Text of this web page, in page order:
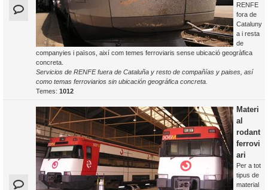
RENFE
fora de
Cataluny
a i resta
de
companyies i països, així com temes ferroviaris sense ubicació geogràfica
concreta.
Servicios de RENFE fuera de Cataluña y resto de compañías y paises, así
como temas ferroviarios sin ubicación geográfica concreta.
Temes: 1012
Materi
al
rodant
ferrovi
ari
Per a tot
tipus de
material